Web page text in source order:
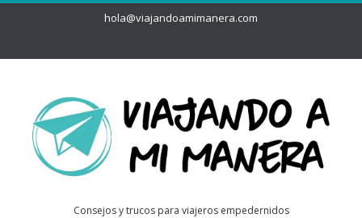
hola@viajandoamimanera.com
Consejos y trucos para viajeros empedernidos